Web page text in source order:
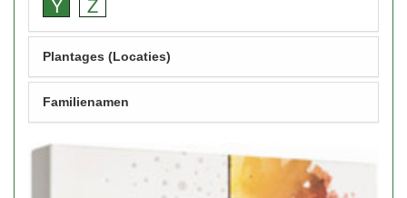
Plantages (Locaties)
Familienamen